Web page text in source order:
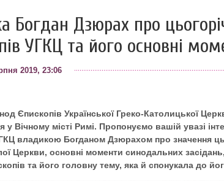
Богдан Дзюрах про
УГКЦ та його основні
2019, 23:06
Єпископів Української Греко-Католицької
у Вічному місті Римі. Пропонуємо вашій увазі
владикою Богданом Дзюрахом про значення
Церкви, основні моменти синодальних
та його головну тему, яка й спонукала до